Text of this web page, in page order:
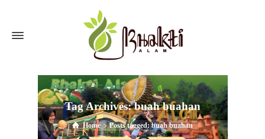
Tag Archives: buah buahan
Home Posts tagged: buah buahan